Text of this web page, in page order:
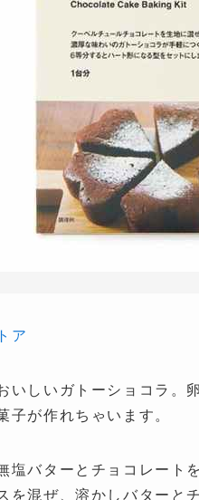
ア
いしいガトーショコラ。
子が作れちゃいます。
塩バターとチョコレート
を混ぜ、溶かしバターと